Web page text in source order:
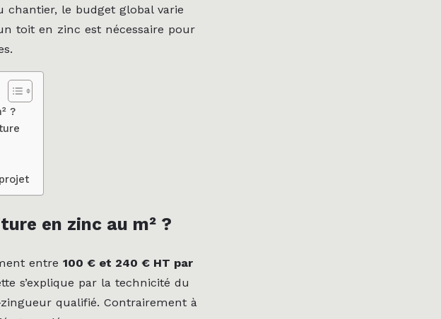
chantier, le budget global varie
toit en zinc est nécessaire pour
?
en zinc au m² ?
entre 100 € et 240 € HT par
s’explique par la technicité du
qualifié. Contrairement à